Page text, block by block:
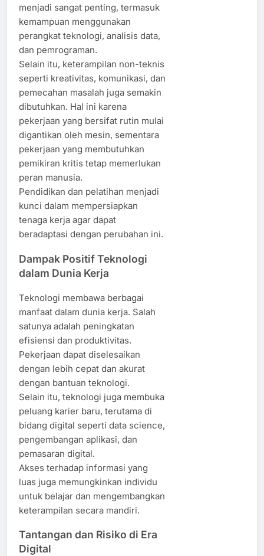
menjadi sangat penting, termasuk
kemampuan menggunakan
perangkat teknologi, analisis data,
dan pemrograman.
Selain itu, keterampilan non-teknis
seperti kreativitas, komunikasi, dan
pemecahan masalah juga semakin
dibutuhkan. Hal ini karena
pekerjaan yang bersifat rutin mulai
digantikan oleh mesin, sementara
pekerjaan yang membutuhkan
pemikiran kritis tetap memerlukan
peran manusia.
Pendidikan dan pelatihan menjadi
kunci dalam mempersiapkan
tenaga kerja agar dapat
beradaptasi dengan perubahan ini.
Dampak Positif Teknologi
dalam Dunia Kerja
Teknologi membawa berbagai
manfaat dalam dunia kerja. Salah
satunya adalah peningkatan
efisiensi dan produktivitas.
Pekerjaan dapat diselesaikan
dengan lebih cepat dan akurat
dengan bantuan teknologi.
Selain itu, teknologi juga membuka
peluang karier baru, terutama di
bidang digital seperti data science,
pengembangan aplikasi, dan
pemasaran digital.
Akses terhadap informasi yang
luas juga memungkinkan individu
untuk belajar dan mengembangkan
keterampilan secara mandiri.
Tantangan dan Risiko di Era
Digital